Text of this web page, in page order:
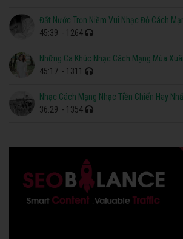
Đất Nước Trọn Niềm Vui Nhạc Đỏ Cách
45:39 - 1264
Những Ca Khúc Nhạc Cách Mạng Mùa
45:17 - 1311
Nhạc Cách Mạng Nhạc Tiền Chiến Hay
36:29 - 1354